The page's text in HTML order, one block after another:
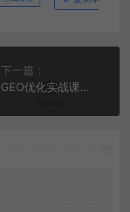
下一篇：
GEO优化实战课：拆解核心原理与实操心法，掌握选词撰文工具使用及多平台优化技巧